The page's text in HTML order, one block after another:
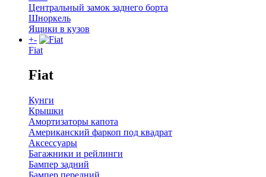
Центральный замок заднего борта
Шноркель
Ящики в кузов
+-
Fiat
Fiat
Кунги
Крышки
Амортизаторы капота
Американский фаркоп под квадрат
Аксессуары
Багажники и рейлинги
Бампер задний